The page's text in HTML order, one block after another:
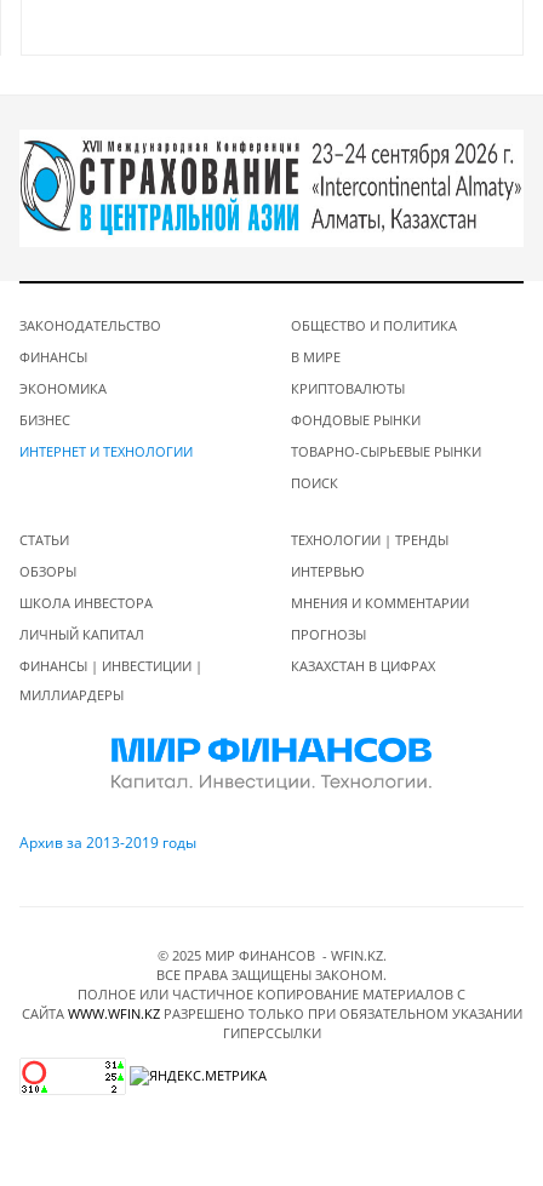
ЗАКОНОДАТЕЛЬСТВО
ФИНАНСЫ
ЭКОНОМИКА
БИЗНЕС
ИНТЕРНЕТ И ТЕХНОЛОГИИ
ОБЩЕСТВО И ПОЛИТИКА
В МИРЕ
КРИПТОВАЛЮТЫ
ФОНДОВЫЕ РЫНКИ
ТОВАРНО-СЫРЬЕВЫЕ РЫНКИ
ПОИСК
СТАТЬИ
ОБЗОРЫ
ШКОЛА ИНВЕСТОРА
ЛИЧНЫЙ КАПИТАЛ
ФИНАНСЫ | ИНВЕСТИЦИИ |
МИЛЛИАРДЕРЫ
ТЕХНОЛОГИИ | ТРЕНДЫ
ИНТЕРВЬЮ
МНЕНИЯ И КОММЕНТАРИИ
ПРОГНОЗЫ
КАЗАХСТАН В ЦИФРАХ
Архив за 2013-2019 годы
© 2025 МИР ФИНАНСОВ - WFIN.KZ.
ВСЕ ПРАВА ЗАЩИЩЕНЫ ЗАКОНОМ.
ПОЛНОЕ ИЛИ ЧАСТИЧНОЕ КОПИРОВАНИЕ МАТЕРИАЛОВ C
САЙТА WWW.WFIN.KZРАЗРЕШЕНО ТОЛЬКО ПРИ ОБЯЗАТЕЛЬНОМ УКАЗАНИИ
ГИПЕРССЫЛКИ